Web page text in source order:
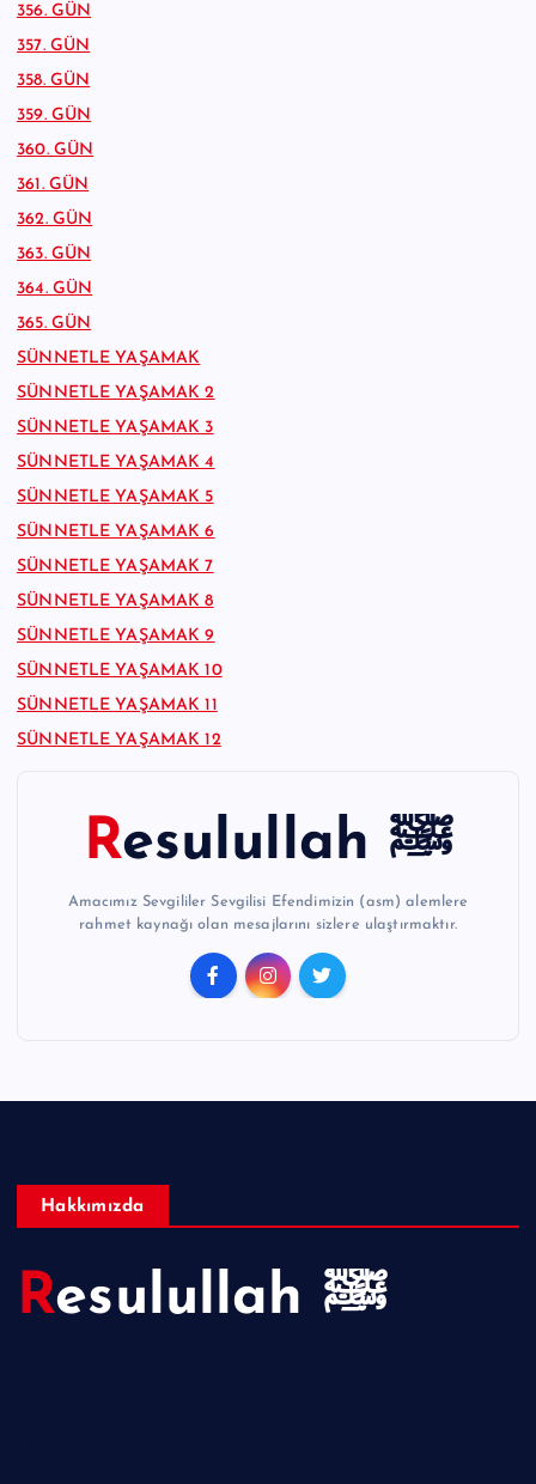
356. GÜN
357. GÜN
358. GÜN
359. GÜN
360. GÜN
361. GÜN
362. GÜN
363. GÜN
364. GÜN
365. GÜN
SÜNNETLE YAŞAMAK
SÜNNETLE YAŞAMAK 2
SÜNNETLE YAŞAMAK 3
SÜNNETLE YAŞAMAK 4
SÜNNETLE YAŞAMAK 5
SÜNNETLE YAŞAMAK 6
SÜNNETLE YAŞAMAK 7
SÜNNETLE YAŞAMAK 8
SÜNNETLE YAŞAMAK 9
SÜNNETLE YAŞAMAK 10
SÜNNETLE YAŞAMAK 11
SÜNNETLE YAŞAMAK 12
Resulullah ﷺ
Amacımız Sevgililer Sevgilisi Efendimizin (asm) alemlere
rahmet kaynağı olan mesajlarını sizlere ulaştırmaktır.
Hakkımızda
Resulullah ﷺ